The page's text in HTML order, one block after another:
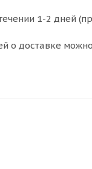
1-2 дней
о доставке